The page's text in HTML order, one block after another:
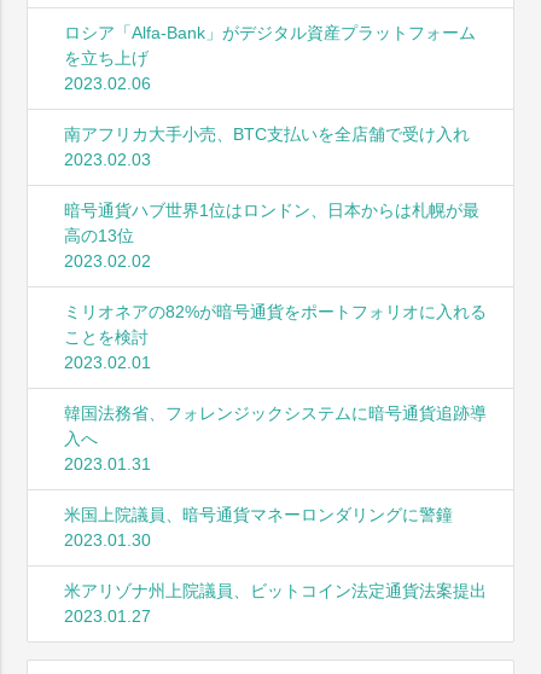
ロシア「Alfa-Bank」がデジタル資産プラットフォーム
を立ち上げ
2023.02.06
南アフリカ大手小売、BTC支払いを全店舗で受け入れ
2023.02.03
暗号通貨ハブ世界1位はロンドン、日本からは札幌が最
高の13位
2023.02.02
ミリオネアの82%が暗号通貨をポートフォリオに入れる
ことを検討
2023.02.01
韓国法務省、フォレンジックシステムに暗号通貨追跡導
入へ
2023.01.31
米国上院議員、暗号通貨マネーロンダリングに警鐘
2023.01.30
米アリゾナ州上院議員、ビットコイン法定通貨法案提出
2023.01.27